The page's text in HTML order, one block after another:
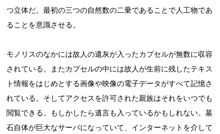
つ立体だ。最初の三つの自然数の二乗であることで人工物であ
ることを意識させる。
モノリスのなかには故人の遺灰が入ったカプセルが無数に収容
されている。またカプセルの中には故人が生前に残したテキス
ト情報をはじめとする画像や映像の電子データがすべて記憶さ
れている。そしてアクセスを許可された親族はそれをいつでも
閲覧できる。もしかしたら遺言も入っているかもしれない。墓
石自体が巨大なサーバになっていて、インターネットを介して